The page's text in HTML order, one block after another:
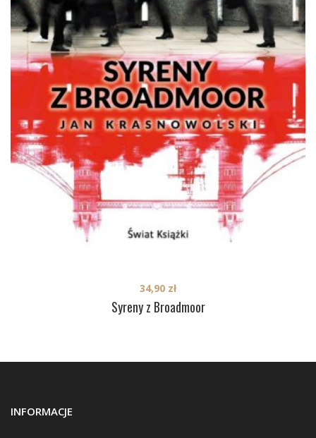
Syreny z Broadmoor
34,90 zł
INFORMACJE